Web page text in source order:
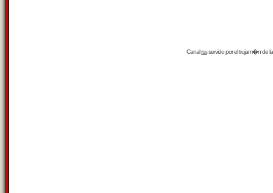
Canalrssservido por eltrujam�nde